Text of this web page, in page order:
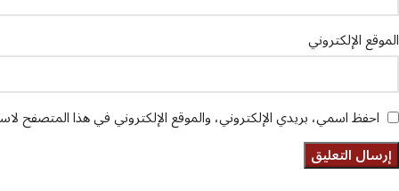
الموقع الإلكتروني
احفظ اسمي، بريدي الإلكتروني، والموقع الإلكتروني في هذا المتصفح